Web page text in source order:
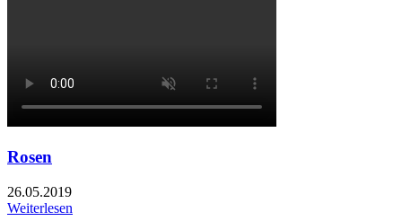
Rosen
26.05.2019
Weiterlesen